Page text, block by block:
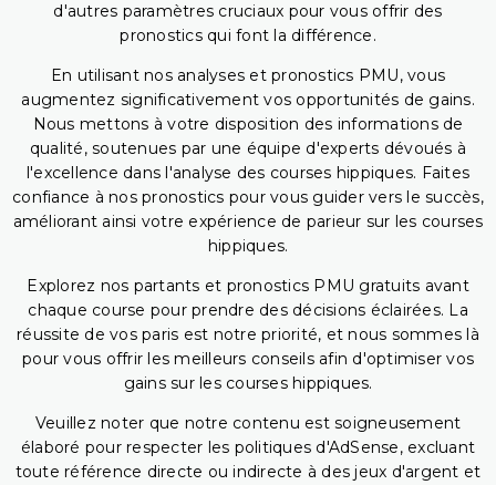
d'autres paramètres cruciaux pour vous offrir des
pronostics qui font la différence.
En utilisant nos analyses et pronostics PMU, vous
augmentez significativement vos opportunités de gains.
Nous mettons à votre disposition des informations de
qualité, soutenues par une équipe d'experts dévoués à
l'excellence dans l'analyse des courses hippiques. Faites
confiance à nos pronostics pour vous guider vers le succès,
améliorant ainsi votre expérience de parieur sur les courses
hippiques.
Explorez nos partants et pronostics PMU gratuits avant
chaque course pour prendre des décisions éclairées. La
réussite de vos paris est notre priorité, et nous sommes là
pour vous offrir les meilleurs conseils afin d'optimiser vos
gains sur les courses hippiques.
Veuillez noter que notre contenu est soigneusement
élaboré pour respecter les politiques d'AdSense, excluant
toute référence directe ou indirecte à des jeux d'argent et